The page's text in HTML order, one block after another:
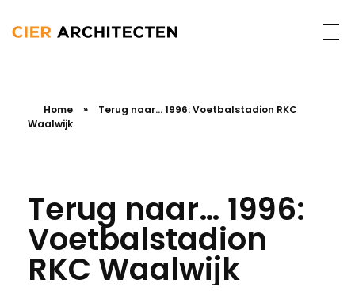
Home »
Terug naar… 1996: Voetbalstadion RKC
Waalwijk
Terug naar… 1996:
Voetbalstadion
RKC Waalwijk